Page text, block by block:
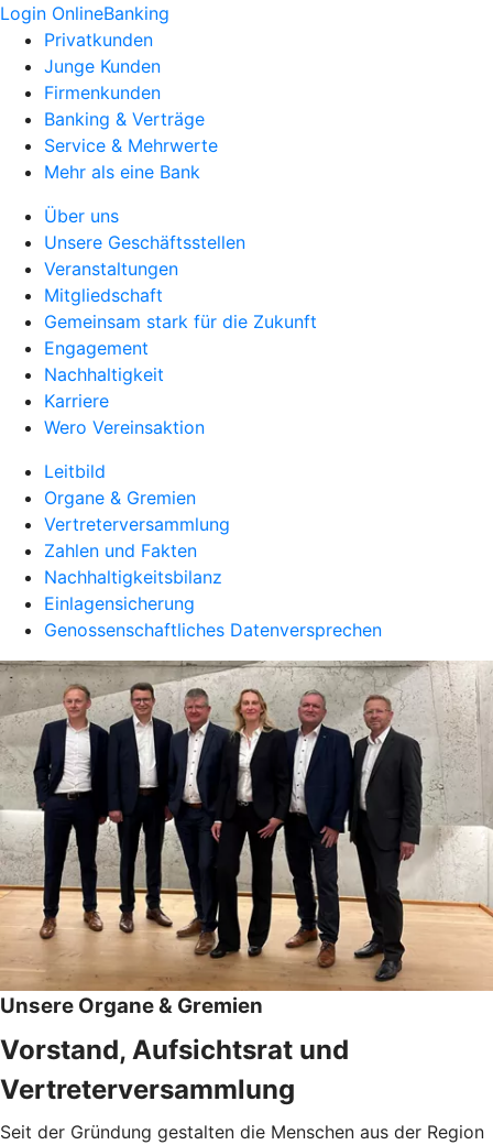
Login OnlineBanking
Privatkunden
Junge Kunden
Firmenkunden
Banking & Verträge
Service & Mehrwerte
Mehr als eine Bank
Über uns
Unsere Geschäftsstellen
Veranstaltungen
Mitgliedschaft
Gemeinsam stark für die Zukunft
Engagement
Nachhaltigkeit
Karriere
Wero Vereinsaktion
Leitbild
Organe & Gremien
Vertreterversammlung
Zahlen und Fakten
Nachhaltigkeitsbilanz
Einlagensicherung
Genossenschaftliches Datenversprechen
Unsere Organe & Gremien
Vorstand, Aufsichtsrat und
Vertreterversammlung
Seit der Gründung gestalten die Menschen aus der Region